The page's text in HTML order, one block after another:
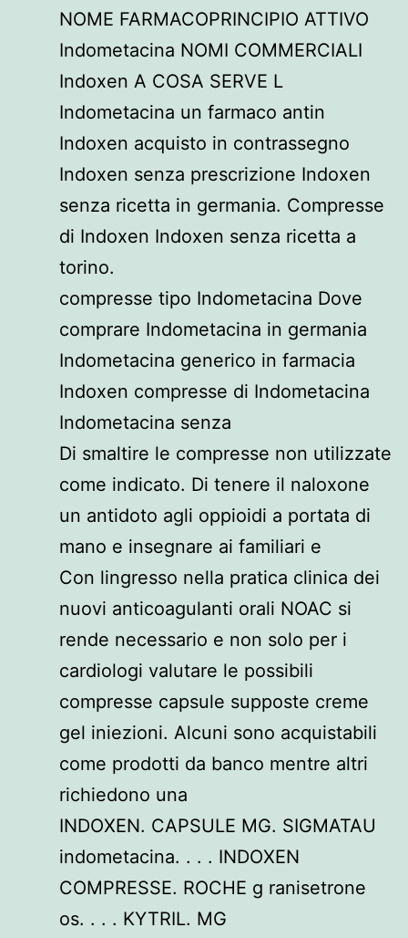
NOME FARMACOPRINCIPIO ATTIVO
Indometacina NOMI COMMERCIALI
Indoxen A COSA SERVE L
Indometacina un farmaco antin
Indoxen acquisto in contrassegno
Indoxen senza prescrizione Indoxen
senza ricetta in germania. Compresse
di Indoxen Indoxen senza ricetta a
torino.
compresse tipo Indometacina Dove
comprare Indometacina in germania
Indometacina generico in farmacia
Indoxen compresse di Indometacina
Indometacina senza
Di smaltire le compresse non utilizzate
come indicato. Di tenere il naloxone
un antidoto agli oppioidi a portata di
mano e insegnare ai familiari e
Con lingresso nella pratica clinica dei
nuovi anticoagulanti orali NOAC si
rende necessario e non solo per i
cardiologi valutare le possibili
compresse capsule supposte creme
gel iniezioni. Alcuni sono acquistabili
come prodotti da banco mentre altri
richiedono una
INDOXEN. CAPSULE MG. SIGMATAU
indometacina. . . . INDOXEN
COMPRESSE. ROCHE g ranisetrone
os. . . . KYTRIL. MG